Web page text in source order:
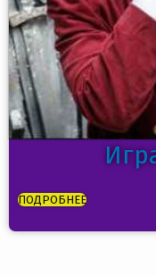
ПОДРОБНЕЕ